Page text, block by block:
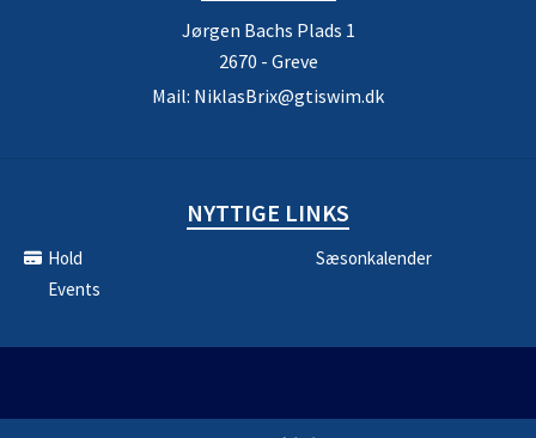
Jørgen Bachs Plads 1
2670 - Greve
Mail: NiklasBrix@gtiswim.dk
NYTTIGE LINKS
Hold
Sæsonkalender
Events